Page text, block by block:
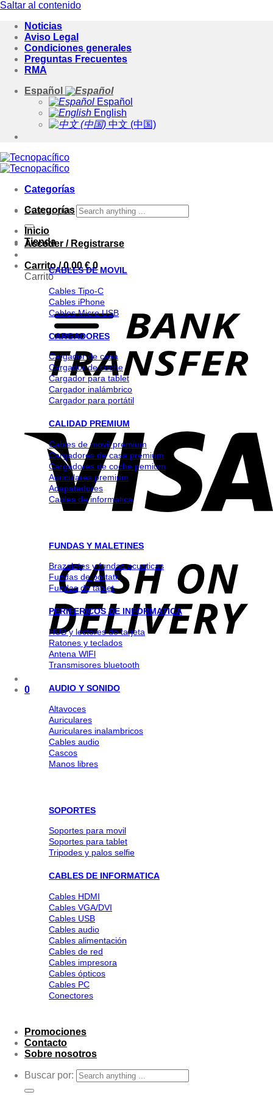
Saltar al contenido
Noticias
Aviso Legal
Condiciones generales
Preguntas Frecuentes
RMA
Español
Español
English
中文 (中国)
Categorías
Buscar por:
Acceder / Registrarse
Carrito /0.00€ 0
Carrito
0
Categorías
Inicio
Tienda
CABLES DE MOVIL
Cables Tipo-C
Cables iPhone
Cables Micro USB
CARGADORES
Cargador de casa
Cargador de coche
Cargador para tablet
Cargador inalámbrico
Cargador para portátil
CALIDAD PREMIUM
Cables de movil premium
Cargadores de casa premium
Cargadores de coche pemium
Auriculares premium
Adapatadores
Cables de informatica
FUNDAS Y MALETINES
Brazaletes y fundas acuaticas
Fundas de portatil
Fundas de tablet
PERIFERICOS DE INFORMATICA
HUB y lectores de tarjeta
Ratones y teclados
Antena WlFl
Transmisores bluetooth
AUDIO Y SONIDO
Altavoces
Auriculares
Auriculares inalambricos
Cables audio
Cascos
Manos libres
SOPORTES
Soportes para movil
Soportes para tablet
Tripodes y palos selfie
CABLES DE INFORMATICA
Cables HDMI
Cables VGA/DVI
Cables USB
Cables audio
Cables alimentación
Cables de red
Cables impresora
Cables ópticos
Cables PC
Conectores
Promociones
Contacto
Sobre nosotros
Buscar por: